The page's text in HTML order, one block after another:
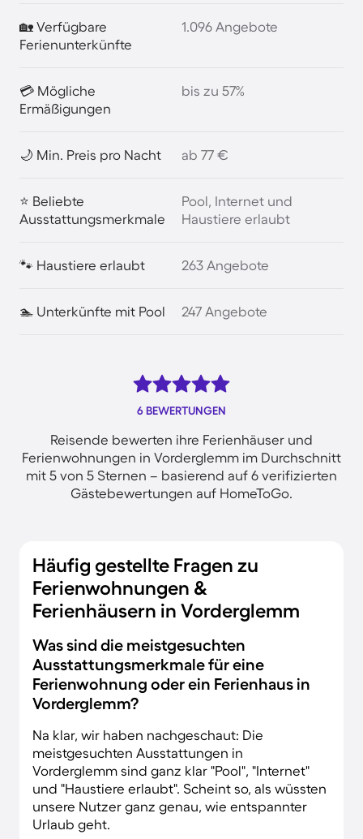
🏡 Verfügbare
Ferienunterkünfte
1.096 Angebote
💳 Mögliche
Ermäßigungen
bis zu 57%
🌙 Min. Preis pro Nacht ab 77 €
⭐ Beliebte
Ausstattungsmerkmale
Pool, Internet und
Haustiere erlaubt
🐾 Haustiere erlaubt 263 Angebote
🏊 Unterkünfte mit Pool 247 Angebote
6 BEWERTUNGEN
Reisende bewerten ihre Ferienhäuser und
Ferienwohnungen in Vorderglemm im Durchschnitt
mit 5 von 5 Sternen – basierend auf 6 verifizierten
Gästebewertungen auf HomeToGo.
Häufig gestellte Fragen zu
Ferienwohnungen &
Ferienhäusern in Vorderglemm
Was sind die meistgesuchten
Ausstattungsmerkmale für eine
Ferienwohnung oder ein Ferienhaus in
Vorderglemm?
Na klar, wir haben nachgeschaut: Die
meistgesuchten Ausstattungen in
Vorderglemm sind ganz klar "Pool", "Internet"
und "Haustiere erlaubt". Scheint so, als wüssten
unsere Nutzer ganz genau, wie entspannter
Urlaub geht.